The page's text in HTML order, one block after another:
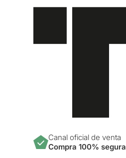
Canal oficial de venta
Compra 100% segura